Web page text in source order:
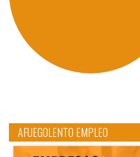
AFUEGOLENTO EMPLEO